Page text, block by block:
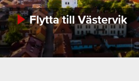
Flytta till Västervik